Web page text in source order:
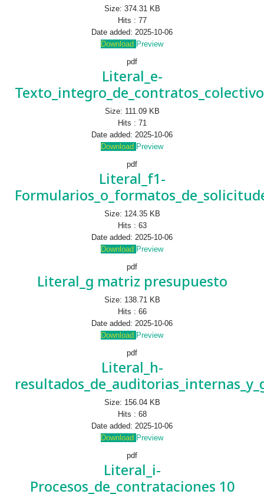
Size: 374.31 KB
Hits : 77
Date added: 2025-10-06
Download Preview
pdf
Literal_e-
Size: 111.09 KB
Hits : 71
Date added: 2025-10-06
Download Preview
pdf
Literal_f1-
Size: 124.35 KB
Hits : 63
Date added: 2025-10-06
Download Preview
pdf
Literal_g matriz presupuesto
Size: 138.71 KB
Hits : 66
Date added: 2025-10-06
Download Preview
pdf
Literal_h-
Size: 156.04 KB
Hits : 68
Date added: 2025-10-06
Download Preview
pdf
Literal_i-
Procesos_de_contrataciones 10